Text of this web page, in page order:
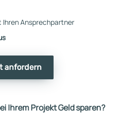
Ihren Ansprechpartner
anfordern
Ihrem Projekt Geld sparen?